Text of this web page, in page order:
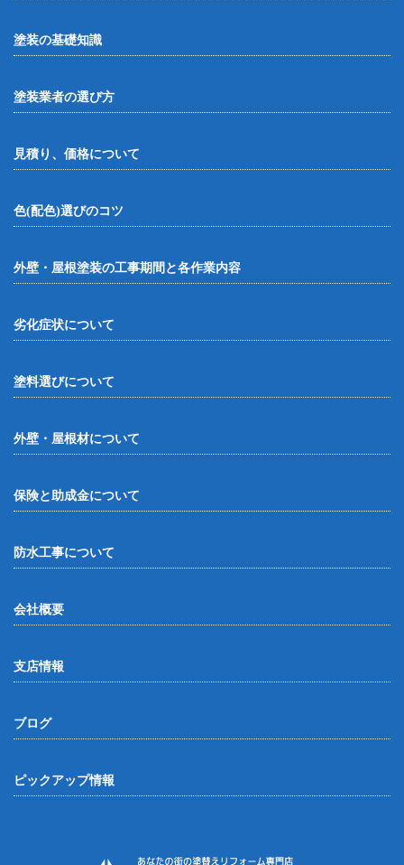
塗装の基礎知識
塗装業者の選び方
見積り、価格について
色(配色)選びのコツ
外壁・屋根塗装の工事期間と各作業内容
劣化症状について
塗料選びについて
外壁・屋根材について
保険と助成金について
防水工事について
会社概要
支店情報
ブログ
ピックアップ情報